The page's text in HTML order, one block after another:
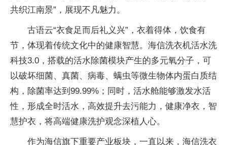
共织江南景”，展现不凡魅力。
古语云“衣食足而后礼义兴”，衣着得体，饮食有
节，体现着传统文化中的健康智慧。海信洗衣机活水洗
科技3.0，搭载的活水除菌模块产生的多元氧分子，可
以破坏细菌、真菌、病毒、螨虫等微生物体内蛋白质结
构，除菌率达到99.99%；同时，活水舱能够激发水活
性，形成全时活水，高效提升去污能力，健康净衣，智
慧护衣，将高端健康洗护观念深植人心。
作为海信旗下重要产业板块，一直以来，海信洗衣